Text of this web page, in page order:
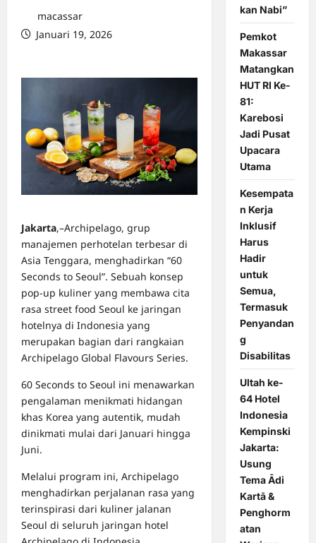
macassar
Januari 19, 2026
Jakarta,–Archipelago, grup
manajemen perhotelan terbesar di
Asia Tenggara, menghadirkan “60
Seconds to Seoul”. Sebuah konsep
pop-up kuliner yang membawa cita
rasa street food Seoul ke jaringan
hotelnya di Indonesia yang
merupakan bagian dari rangkaian
Archipelago Global Flavours Series.
60 Seconds to Seoul ini menawarkan
pengalaman menikmati hidangan
khas Korea yang autentik, mudah
dinikmati mulai dari Januari hingga
Juni.
Melalui program ini, Archipelago
menghadirkan perjalanan rasa yang
terinspirasi dari kuliner jalanan
Seoul di seluruh jaringan hotel
kan Nabi”
Pemkot
Makassar
Matangkan
HUT RI Ke-
81:
Karebosi
Jadi Pusat
Upacara
Utama
Kesempata
n Kerja
Inklusif
Harus
Hadir
untuk
Semua,
Termasuk
Penyandan
g
Disabilitas
Ultah ke-
64 Hotel
Indonesia
Kempinski
Jakarta:
Usung
Tema Ādi
Kartā &
Penghorm
atan